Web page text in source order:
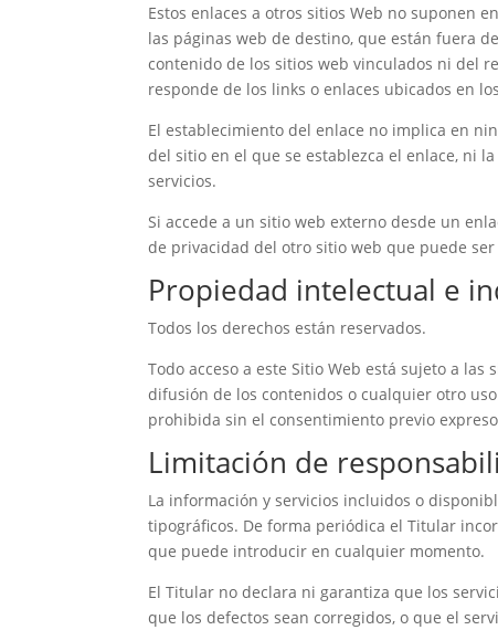
Estos enlaces a otros sitios Web no suponen
las páginas web de destino, que están fuera
contenido de los sitios web vinculados ni del
responde de los links o enlaces ubicados en
El establecimiento del enlace no implica en
del sitio en el que se establezca el enlace, ni
servicios.
Si accede a un sitio web externo desde un
de privacidad del otro sitio web que puede
Propiedad intelectual e
Todos los derechos están reservados.
Todo acceso a este Sitio Web está sujeto a
difusión de los contenidos o cualquier otro
prohibida sin el consentimiento previo
Limitación de
La información y servicios incluidos o
tipográficos. De forma periódica el Titular
que puede introducir en cualquier momento.
El Titular no declara ni garantiza que los
que los defectos sean corregidos, o que el